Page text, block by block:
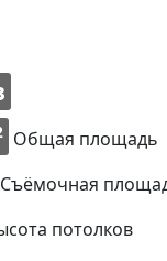
Общая площадь
Съёмочная
потолков